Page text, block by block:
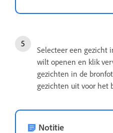
Selecteer een gezicht
wilt openen en klik
gezichten in de
gezichten uit voor het
Notitie